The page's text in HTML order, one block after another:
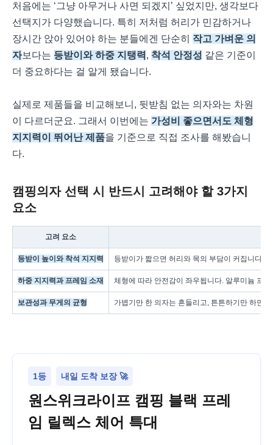
처음에는 ‘그냥 아무거나 사면 되겠지’ 싶었지만, 생각보다
선택지가 다양했습니다. 특히 저처럼 허리가 민감하거나
장시간 앉아 있어야 하는 분들에겐 단순히 작고 가벼운 의
자보다는 등받이와 하중 지탱력 , 착석 안정성 같은 기준이
더 중요하다는 걸 알게 됐습니다.
실제로 제품들을 비교해보니, 뒷받침 없는 의자와는 차원
이 다르더군요. 그래서 이번에는 가성비 좋으면서도 체형
지지력이 뛰어난 제품을 기준으로 직접 조사를 해봤습니
다.
캠핑의자 선택 시 반드시 고려해야 할 3가지
요소
고려 요소
등받이 높이와 착석 지지력 등받이가 짧으면 허리와 목의 부담이 커집니다.
하중 지지력과 프레임 소재 체형에 따라 안전감이 좌우됩니다. 알루미늄 프
보관성과 무게의 균형 가볍기만 한 의자는 흔들리고, 튼튼하기만 하면
1등 내일 도착 보장 🚀
원스위크라이프 캠핑 블랙 프레
임 릴렉스 체어 특대